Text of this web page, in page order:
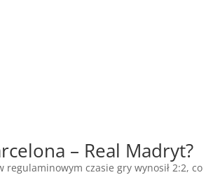
– Real Madryt?
regulaminowym czasie gry wynosił 2:2, co